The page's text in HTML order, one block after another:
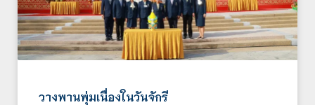
วางพานพุ่มเนื่องในวันจักรี